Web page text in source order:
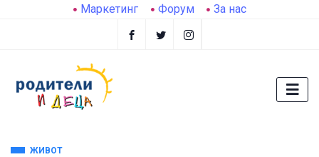
Маркетинг Форум За нас
ЖИВОТ